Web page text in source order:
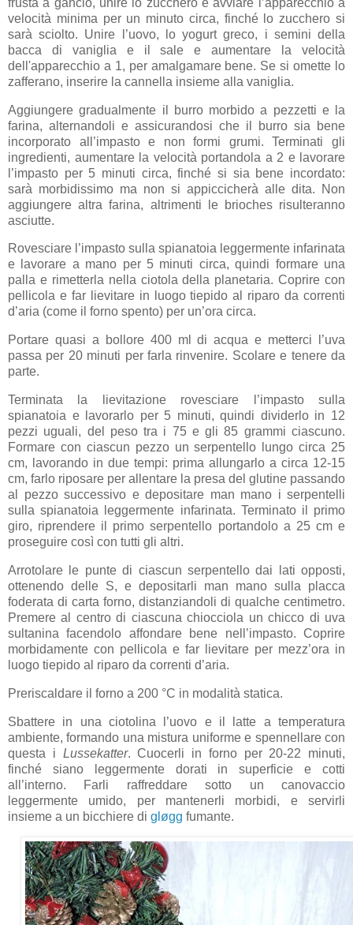
velocità minima per un minuto circa, finché lo zucchero si
sarà sciolto. Unire l’uovo, lo yogurt greco, i semini della
bacca di vaniglia e il sale e aumentare la velocità
dell'apparecchio a 1, per amalgamare bene. Se si omette lo
zafferano, inserire la cannella insieme alla vaniglia.
Aggiungere gradualmente il burro morbido a pezzetti e la
farina, alternandoli e assicurandosi che il burro sia bene
incorporato all’impasto e non formi grumi. Terminati gli
ingredienti, aumentare la velocità portandola a 2 e lavorare
l’impasto per 5 minuti circa, finché si sia bene incordato:
sarà morbidissimo ma non si appiccicherà alle dita. Non
aggiungere altra farina, altrimenti le brioches risulteranno
asciutte.
Rovesciare l’impasto sulla spianatoia leggermente infarinata
e lavorare a mano per 5 minuti circa, quindi formare una
palla e rimetterla nella ciotola della planetaria. Coprire con
pellicola e far lievitare in luogo tiepido al riparo da correnti
d’aria (come il forno spento) per un’ora circa.
Portare quasi a bollore 400 ml di acqua e metterci l’uva
passa per 20 minuti per farla rinvenire. Scolare e tenere da
parte.
Terminata la lievitazione rovesciare l’impasto sulla
spianatoia e lavorarlo per 5 minuti, quindi dividerlo in 12
pezzi uguali, del peso tra i 75 e gli 85 grammi ciascuno.
Formare con ciascun pezzo un serpentello lungo circa 25
cm, lavorando in due tempi: prima allungarlo a circa 12-15
cm, farlo riposare per allentare la presa del glutine passando
al pezzo successivo e depositare man mano i serpentelli
sulla spianatoia leggermente infarinata. Terminato il primo
giro, riprendere il primo serpentello portandolo a 25 cm e
proseguire così con tutti gli altri.
Arrotolare le punte di ciascun serpentello dai lati opposti,
ottenendo delle S, e depositarli man mano sulla placca
foderata di carta forno, distanziandoli di qualche centimetro.
Premere al centro di ciascuna chiocciola un chicco di uva
sultanina facendolo affondare bene nell’impasto. Coprire
morbidamente con pellicola e far lievitare per mezz’ora in
luogo tiepido al riparo da correnti d’aria.
Preriscaldare il forno a 200 °C in modalità statica.
Sbattere in una ciotolina l’uovo e il latte a temperatura
ambiente, formando una mistura uniforme e spennellare con
questa i Lussekatter. Cuocerli in forno per 20-22 minuti,
finché siano leggermente dorati in superficie e cotti
all’interno. Farli raffreddare sotto un canovaccio
leggermente umido, per mantenerli morbidi, e servirli
insieme a un bicchiere di gløgg fumante.